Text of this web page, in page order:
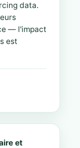
data.
— l'impact
est
et